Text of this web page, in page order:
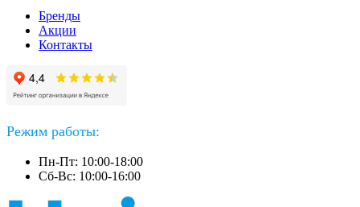
Бренды
Акции
Контакты
Режим работы:
Пн-Пт: 10:00-18:00
Сб-Вс: 10:00-16:00